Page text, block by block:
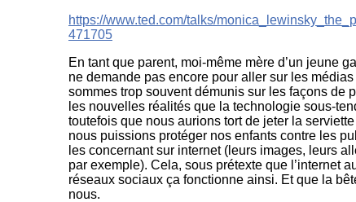
https://www.ted.com/talks/
471705
En tant que parent, moi-même mère d’un jeune
ne demande pas encore pour aller sur les
sommes trop souvent démunis sur les façons de
les nouvelles réalités que la technologie sous-
toutefois que nous aurions tort de jeter la
nous puissions protéger nos enfants contre les
les concernant sur internet (leurs images, leurs
par exemple). Cela, sous prétexte que l’internet
réseaux sociaux ça fonctionne ainsi. Et que la
nous.